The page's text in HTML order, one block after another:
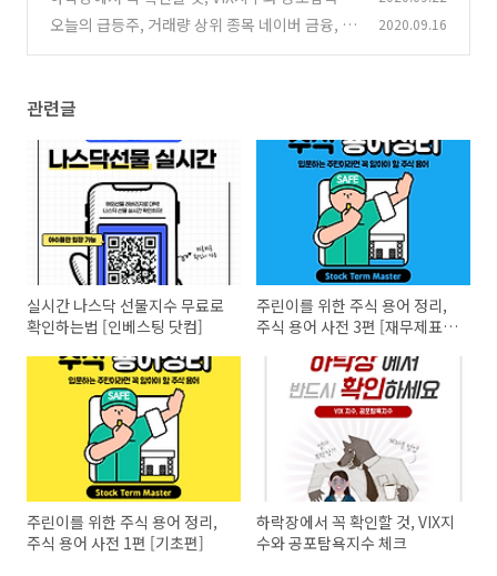
수 체크
(0)
오늘의 급등주, 거래량 상위 종목 네이버 금융, 증
2020.09.16
관련글
실시간 나스닥 선물지수 무료로
확인하는법 [인베스팅 닷컴]
주린이를 위한 주식 용어 정리,
주식 용어 사전 3편 [재무제표
주린이를 위한 주식 용어 정리,
주식 용어 사전 1편 [기초편]
하락장에서 꼭 확인할 것, VIX지
수와 공포탐욕지수 체크